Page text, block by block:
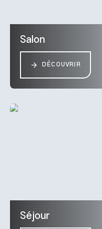
Salon
DÉCOUVRIR
Séjour